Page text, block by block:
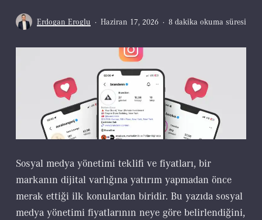
Erdogan Eroglu Haziran 17, 2026 8 dakika okuma süresi
Sosyal medya yönetimi teklifi ve fiyatları, bir
markanın dijital varlığına yatırım yapmadan önce
merak ettiği ilk konulardan biridir. Bu yazıda sosyal
medya yönetimi fiyatlarının neye göre belirlendiğini,